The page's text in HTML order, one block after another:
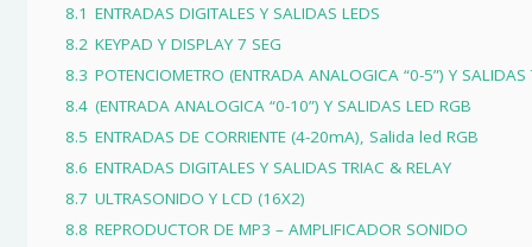
8.1 ENTRADAS DIGITALES Y SALIDAS LEDS
8.2 KEYPAD Y DISPLAY 7 SEG
8.3 POTENCIOMETRO (ENTRADA ANALOGICA “0-5”) Y SALIDAS
8.4 (ENTRADA ANALOGICA “0-10”) Y SALIDAS LED RGB
8.5 ENTRADAS DE CORRIENTE (4-20mA), Salida led RGB
8.6 ENTRADAS DIGITALES Y SALIDAS TRIAC & RELAY
8.7 ULTRASONIDO Y LCD (16X2)
8.8 REPRODUCTOR DE MP3 – AMPLIFICADOR SONIDO